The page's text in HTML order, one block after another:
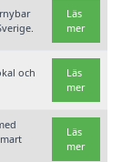
Läs
mer
och
Läs
mer
Läs
mer